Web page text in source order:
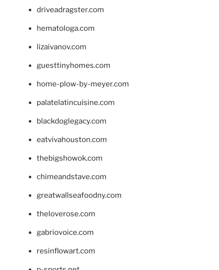
driveadragster.com
hematologa.com
lizaivanov.com
guesttinyhomes.com
home-plow-by-meyer.com
palatelatincuisine.com
blackdoglegacy.com
eatvivahouston.com
thebigshowok.com
chimeandstave.com
greatwallseafoodny.com
theloverose.com
gabriovoice.com
resinflowart.com